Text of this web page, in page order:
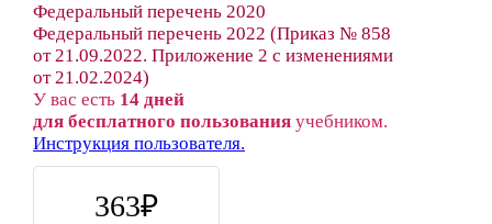
Федеральный перечень 2020
Федеральный перечень 2022 (Приказ № 858
от 21.09.2022. Приложение 2 с изменениями
от 21.02.2024)
У вас есть 14 дней
для бесплатного пользования учебником.
Инструкция пользователя.
363